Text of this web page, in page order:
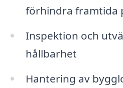
förhindra framtida
Inspektion och
hållbarhet
Hantering av